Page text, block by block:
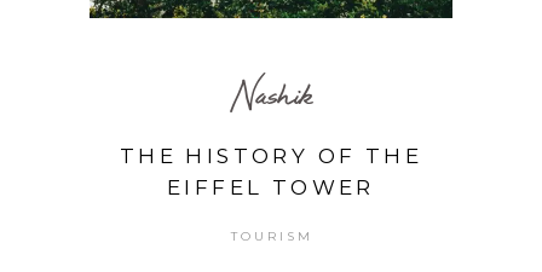
Nashik
THE HISTORY OF THE
EIFFEL TOWER
TOURISM